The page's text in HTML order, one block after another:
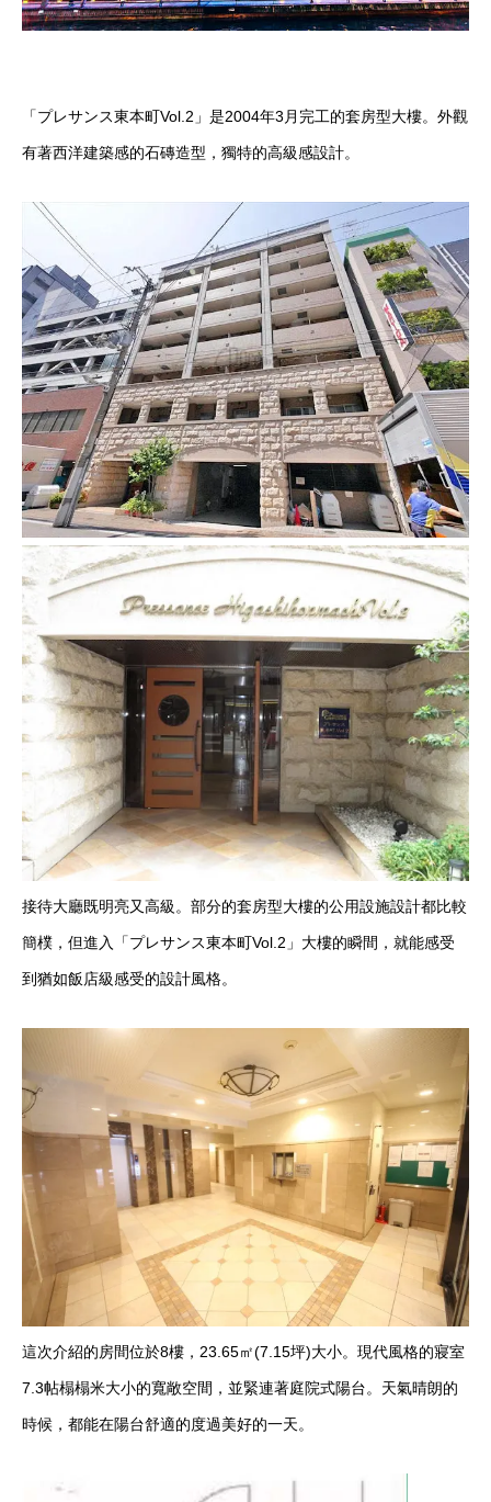
「プレサンス東本町Vol.2」是2004年3月完工的套房型大樓。外觀
有著西洋建築感的石磚造型，獨特的高級感設計。
接待大廳既明亮又高級。部分的套房型大樓的公用設施設計都比較
簡樸，但進入「プレサンス東本町Vol.2」大樓的瞬間，就能感受
到猶如飯店級感受的設計風格。
這次介紹的房間位於8樓，23.65㎡(7.15坪)大小。現代風格的寢室
7.3帖榻榻米大小的寬敞空間，並緊連著庭院式陽台。天氣晴朗的
時候，都能在陽台舒適的度過美好的一天。